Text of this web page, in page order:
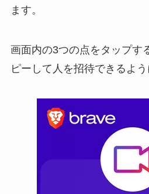
ます。
画面内の3つの点をタップす
ピーして人を招待できるよう